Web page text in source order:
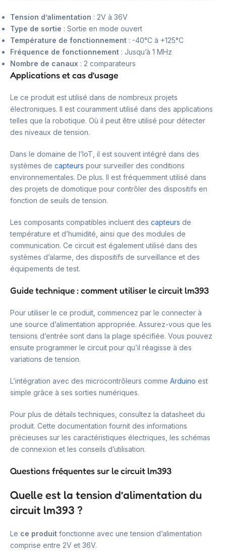
Tension d’alimentation : 2V à 36V
Type de sortie : Sortie en mode ouvert
Température de fonctionnement : -40°C à +125°C
Fréquence de fonctionnement : Jusqu’à 1 MHz
Nombre de canaux : 2 comparateurs
Applications et cas d’usage
Le ce produit est utilisé dans de nombreux projets
électroniques. Il est couramment utilisé dans des applications
telles que la robotique. Où il peut être utilisé pour détecter
des niveaux de tension.
Dans le domaine de l’IoT, il est souvent intégré dans des
systèmes de capteurs pour surveiller des conditions
environnementales. De plus. Il est fréquemment utilisé dans
des projets de domotique pour contrôler des dispositifs en
fonction de seuils de tension.
Les composants compatibles incluent des capteurs de
température et d’humidité, ainsi que des modules de
communication. Ce circuit est également utilisé dans des
systèmes d’alarme, des dispositifs de surveillance et des
équipements de test.
Guide technique : comment utiliser le circuit lm393
Pour utiliser le ce produit, commencez par le connecter à
une source d’alimentation appropriée. Assurez-vous que les
tensions d’entrée sont dans la plage spécifiée. Vous pouvez
ensuite programmer le circuit pour qu’il réagisse à des
variations de tension.
L’intégration avec des microcontrôleurs comme Arduino est
simple grâce à ses sorties numériques.
Pour plus de détails techniques, consultez la datasheet du
produit. Cette documentation fournit des informations
précieuses sur les caractéristiques électriques, les schémas
de connexion et les conseils d’utilisation.
Questions fréquentes sur le circuit lm393
Quelle est la tension d’alimentation du
circuit lm393 ?
Le ce produit fonctionne avec une tension d’alimentation
comprise entre 2V et 36V.